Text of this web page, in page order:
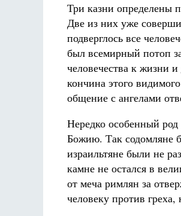
Три казни определены
Две из них уже
подверглось все
был всемирный потоп
человечества к жизни
кончина этого
общение с ангелами
Нередко особенный род
Божию. Так содомляне
израильтяне были не
камне не остался в
от меча римлян за
человеку против